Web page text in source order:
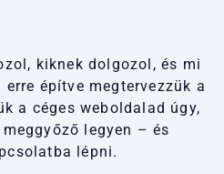
kiknek dolgozol, és mi
építve megtervezzük a
a céges weboldalad úgy,
legyen – és
lépni.